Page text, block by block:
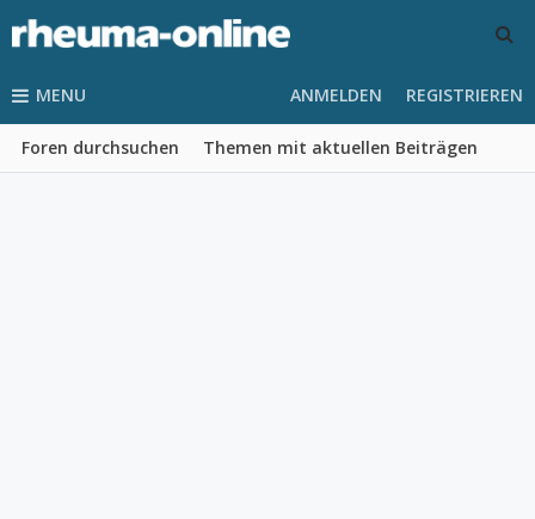
MENU
Foren durchsuchen Themen mit aktuellen Beiträgen
ANMELDEN REGISTRIEREN